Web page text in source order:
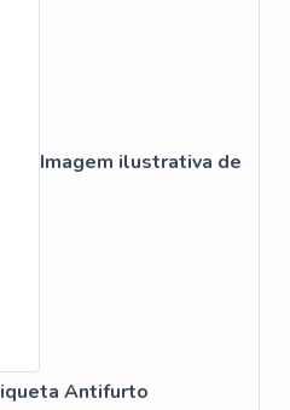
do fornecedor.
Imagem ilustrativa de
Antifurto